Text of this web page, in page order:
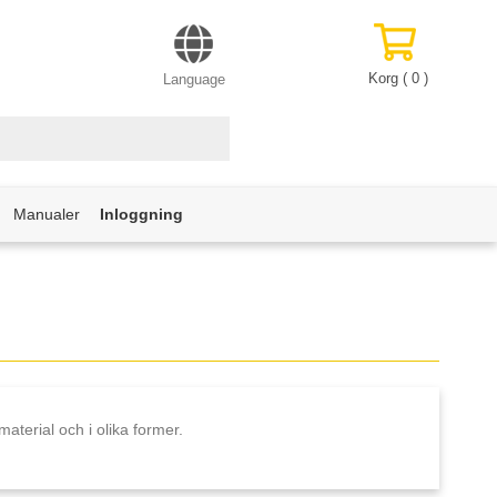
Language Korg ( 0 )
Manualer Inloggning
och i olika former.